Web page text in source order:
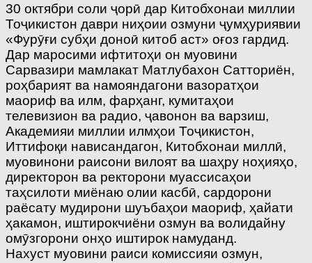
30 октябри соли ҷорӣ дар Китобхонаи миллии
Тоҷикистон даври ниҳоии озмуни ҷумҳуриявии
«Фурӯғи субҳи доноӣ китоб аст» оғоз гардид.
Дар маросими ифтитоҳи он муовини
Сарвазири мамлакат Матлубахон Сатториён,
роҳбарият ва намояндагони вазоратҳои
маориф ва илм, фарҳанг, кумитаҳои
телевизион ва радио, ҷавонон ва варзиш,
Академияи миллии илмҳои Тоҷикистон,
Иттифоқи нависандагон, Китобхонаи миллӣ,
муовинони раисони вилоят ва шаҳру ноҳияҳо,
директорон ва ректорони муассисаҳои
таҳсилоти миёнаю олии касбӣ, сардорони
раёсату мудирони шуъбаҳои маориф, ҳайати
ҳакамон, иштирокчиёни озмун ва волидайну
омӯзгорони онҳо иштирок намуданд.
Нахуст муовини раиси комиссияи озмун,